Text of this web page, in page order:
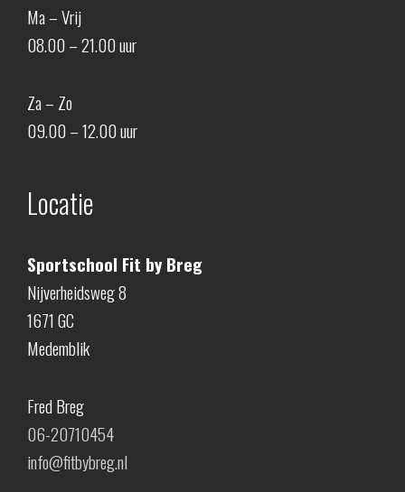
Ma – Vrij
08.00 – 21.00 uur
Za – Zo
09.00 – 12.00 uur
Locatie
Sportschool Fit by Breg
Nijverheidsweg 8
1671 GC
Medemblik
Fred Breg
06-20710454
info@fitbybreg.nl